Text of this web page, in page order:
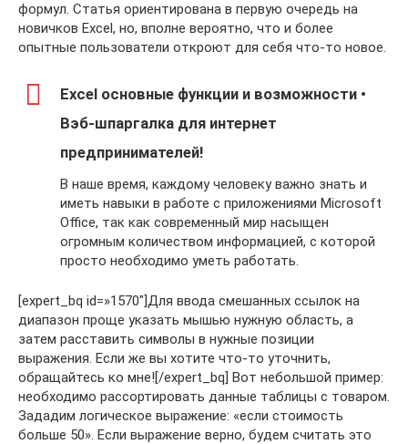
формул. Статья ориентирована в первую очередь на
новичков Excel, но, вполне вероятно, что и более
опытные пользователи откроют для себя что-то новое.
Excel основные функции и возможности •
Вэб-шпаргалка для интернет
предпринимателей!
В наше время, каждому человеку важно знать и
иметь навыки в работе с приложениями Microsoft
Office, так как современный мир насыщен
огромным количеством информацией, с которой
просто необходимо уметь работать.
[expert_bq id=»1570″]Для ввода смешанных ссылок на
диапазон проще указать мышью нужную область, а
затем расставить символы в нужные позиции
выражения. Если же вы хотите что-то уточнить,
обращайтесь ко мне![/expert_bq] Вот небольшой пример:
необходимо рассортировать данные таблицы с товаром.
Зададим логическое выражение: «если стоимость
больше 50». Если выражение верно, будем считать это